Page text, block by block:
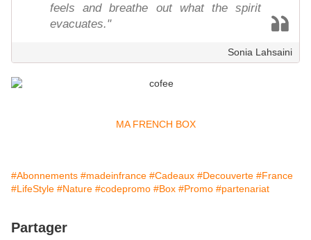
feels and breathe out what the spirit
evacuates."
Sonia Lahsaini
MA FRENCH BOX
#Abonnements #madeinfrance #Cadeaux #Decouverte #France
#LifeStyle #Nature #codepromo #Box #Promo #partenariat
Partager